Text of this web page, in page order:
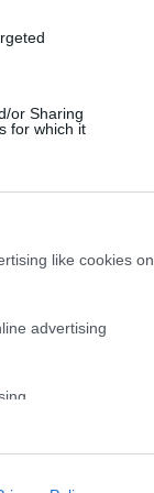
or Sharing
for which it
like cookies on
advertising